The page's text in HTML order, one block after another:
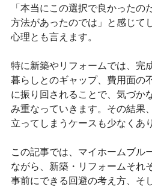
「本当にこの選択で良かった
方法があったのでは」と感じて
心理とも言えます。
特に新築やリフォームでは、完
暮らしとのギャップ、費用面の
に振り回されることで、気づか
み重なっていきます。その結果
立ってしまうケースも少なくあ
この記事では、マイホームブル
ながら、新築・リフォームそれ
事前にできる回避の考え方、そ